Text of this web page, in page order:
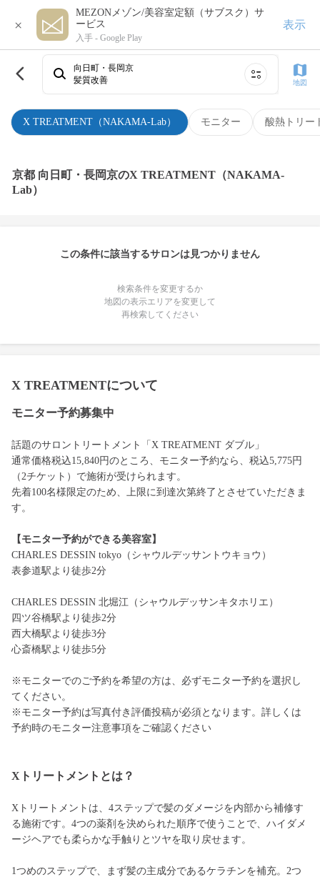
×
MEZONメゾン/美容室定額（サブスク）サ
ービス
入手 - Google Play
表示
X TREATMENT（NAKAMA-Lab） モニター 酸熱トリー
向日町・長岡京
髪質改善
地図
京都 向日町・長岡京のX TREATMENT（NAKAMA-
Lab）
この条件に該当するサロンは見つかりません
検索条件を変更するか
地図の表示エリアを変更して
再検索してください
X TREATMENTについて
モニター予約募集中
話題のサロントリートメント「X TREATMENT ダブル」
通常価格税込15,840円のところ、モニター予約なら、税込5,775円
（2チケット）で施術が受けられます。
先着100名様限定のため、上限に到達次第終了とさせていただきま
す。
【モニター予約ができる美容室】
CHARLES DESSIN tokyo（シャウルデッサントウキョウ）
表参道駅より徒歩2分
CHARLES DESSIN 北堀江（シャウルデッサンキタホリエ）
四ツ谷橋駅より徒歩2分
西大橋駅より徒歩3分
心斎橋駅より徒歩5分
※モニターでのご予約を希望の方は、必ずモニター予約を選択し
てください。
※モニター予約は写真付き評価投稿が必須となります。詳しくは
予約時のモニター注意事項をご確認ください
Xトリートメントとは？
Xトリートメントは、4ステップで髪のダメージを内部から補修す
る施術です。4つの薬剤を決められた順序で使うことで、ハイダメ
ージヘアでも柔らかな手触りとツヤを取り戻せます。
1つめのステップで、まず髪の主成分であるケラチンを補充。2つ